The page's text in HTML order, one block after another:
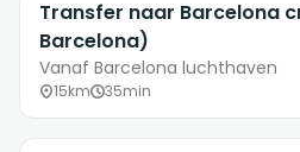
Transfer naar Barcelona
Barcelona)
Vanaf Barcelona luchthaven
15km 35min